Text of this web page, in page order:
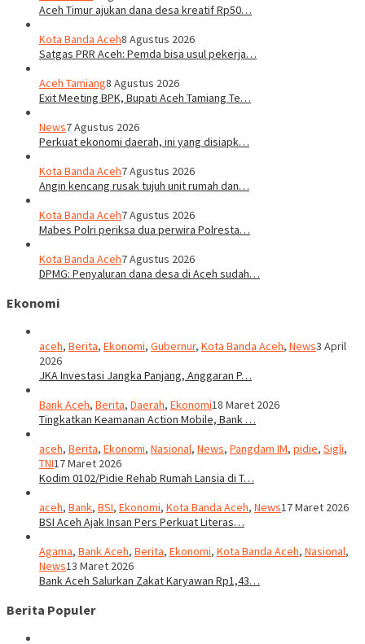
Aceh Timur ajukan dana desa kreatif Rp50…
Kota Banda Aceh8 Agustus 2026
Satgas PRR Aceh: Pemda bisa usul pekerja…
Aceh Tamiang8 Agustus 2026
Exit Meeting BPK, Bupati Aceh Tamiang Te…
News7 Agustus 2026
Perkuat ekonomi daerah, ini yang disiapk…
Kota Banda Aceh7 Agustus 2026
Angin kencang rusak tujuh unit rumah dan…
Kota Banda Aceh7 Agustus 2026
Mabes Polri periksa dua perwira Polresta…
Kota Banda Aceh7 Agustus 2026
DPMG: Penyaluran dana desa di Aceh sudah…
Ekonomi
aceh, Berita, Ekonomi, Gubernur, Kota Banda Aceh, News3 April
2026
JKA Investasi Jangka Panjang, Anggaran P…
Bank Aceh, Berita, Daerah, Ekonomi18 Maret 2026
Tingkatkan Keamanan Action Mobile, Bank …
aceh, Berita, Ekonomi, Nasional, News, Pangdam IM, pidie, Sigli,
TNI17 Maret 2026
Kodim 0102/Pidie Rehab Rumah Lansia di T…
aceh, Bank, BSI, Ekonomi, Kota Banda Aceh, News17 Maret 2026
BSI Aceh Ajak Insan Pers Perkuat Literas…
Agama, Bank Aceh, Berita, Ekonomi, Kota Banda Aceh, Nasional,
News13 Maret 2026
Bank Aceh Salurkan Zakat Karyawan Rp1,43…
Berita Populer